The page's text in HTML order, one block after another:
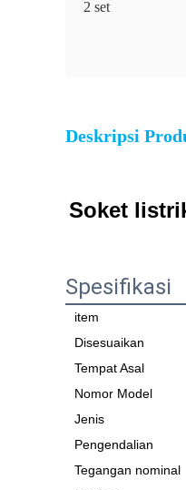
2 set
Deskripsi
Soket
Spesifikasi
item
Disesuaikan
Tempat Asal
Nomor Model
Jenis
Pengendalian
Tegangan nominal